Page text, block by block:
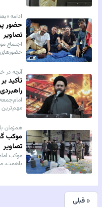
عملیات
جذب
از ظرفیت
ادامه
تصاویر
آگاهانه
آنچه در
تأکید
مهم‌ترین
عملیات
هوشیاری
داخلی و
همزمان
موکب
تصاویر
موکب
باهمت،
آستانه
کربلای
فرهنگی و
« قبلی